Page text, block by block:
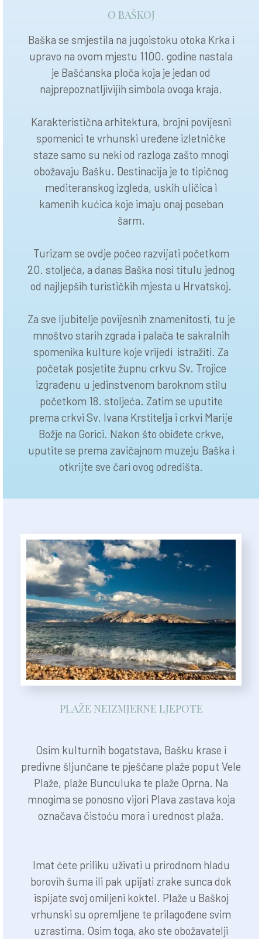
O BAŠKOJ
Baška se smjestila na jugoistoku otoka Krka i
upravo na ovom mjestu 1100. godine nastala
je Bašćanska ploča koja je jedan od
najprepoznatljivijih simbola ovoga kraja.
Karakteristična arhitektura, brojni povijesni
spomenici te vrhunski uređene izletničke
staze samo su neki od razloga zašto mnogi
obožavaju Bašku. Destinacija je to tipičnog
mediteranskog izgleda, uskih uličica i
kamenih kućica koje imaju onaj poseban
šarm.
Turizam se ovdje počeo razvijati početkom
20. stoljeća, a danas Baška nosi titulu jednog
od najljepših turističkih mjesta u Hrvatskoj.
Za sve ljubitelje povijesnih znamenitosti, tu je
mnoštvo starih zgrada i palača te sakralnih
spomenika kulture koje vrijedi istražiti. Za
početak posjetite župnu crkvu Sv. Trojice
izgrađenu u jedinstvenom baroknom stilu
početkom 18. stoljeća. Zatim se uputite
prema crkvi Sv. Ivana Krstitelja i crkvi Marije
Božje na Gorici. Nakon što obiđete crkve,
uputite se prema zavičajnom muzeju Baška i
otkrijte sve čari ovog odredišta.
PLAŽE NEIZMJERNE LJEPOTE
Osim kulturnih bogatstava, Bašku krase i
predivne šljunčane te pješčane plaže poput Vele
Plaže, plaže Bunculuka te plaže Oprna. Na
mnogima se ponosno vijori Plava zastava koja
označava čistoću mora i urednost plaža.
Imat ćete priliku uživati u prirodnom hladu
borovih šuma ili pak upijati zrake sunca dok
ispijate svoj omiljeni koktel. Plaže u Baškoj
vrhunski su opremljene te prilagođene svim
uzrastima. Osim toga, ako ste obožavatelji